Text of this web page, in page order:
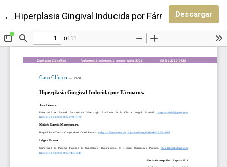
← Volver a los detalles del artículo
Hiperplasia Gingival Inducida por Fármacos.Descargar